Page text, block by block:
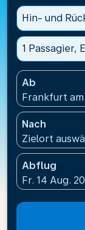
Hin- und
1 Passagier,
Ab
Frankfurt
Nach
Zielort
Abflug
fc-booking-
Fr. 14 Aug.